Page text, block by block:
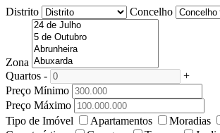
Distrito Concelho
Zona
Quartos -
+
Preço Mínimo
Preço Máximo
Tipo de Imóvel
Apartamentos Moradias